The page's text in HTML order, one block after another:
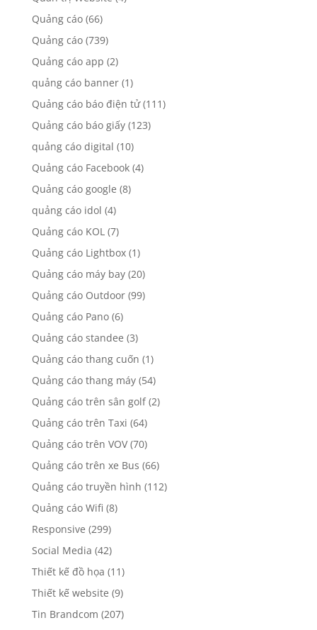
Quảng cáo(66)
Quảng cáo(739)
Quảng cáo app (2)
quảng cáo banner(1)
Quảng cáo báo điện tử(111)
Quảng cáo báo giấy(123)
quảng cáo digital (10)
Quảng cáo Facebook(4)
Quảng cáo google (8)
quảng cáo idol (4)
Quảng cáo KOL (7)
Quảng cáo Lightbox(1)
Quảng cáo máy bay(20)
Quảng cáo Outdoor(99)
Quảng cáo Pano(6)
Quảng cáo standee (3)
Quảng cáo thang cuốn (1)
Quảng cáo thang máy(54)
Quảng cáo trên sân golf(2)
Quảng cáo trên Taxi (64)
Quảng cáo trên VOV(70)
Quảng cáo trên xe Bus (66)
Quảng cáo truyền hình (112)
Quảng cáo Wifi (8)
Responsive (299)
Social Media (42)
Thiết kế đồ họa (11)
Thiết kế website (9)
Tin Brandcom (207)